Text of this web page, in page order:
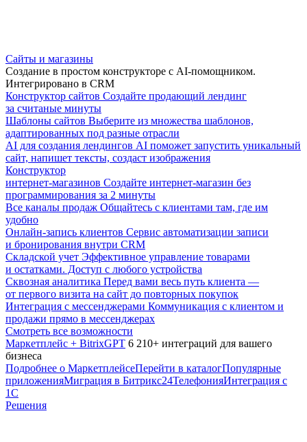
Сайты и магазины
Создание в простом конструкторе с AI-помощником.
Интегрировано в CRM
Конструктор сайтов Создайте продающий лендинг
за считаные минуты
Шаблоны сайтов Выберите из множества шаблонов,
адаптированных под разные отрасли
AI для создания лендингов AI поможет запустить уникальный
сайт, напишет тексты, создаст изображения
Конструктор
интернет-магазинов Создайте интернет-магазин без
программирования за 2 минуты
Все каналы продаж Общайтесь с клиентами там, где им
удобно
Онлайн-запись клиентов Сервис автоматизации записи
и бронирования внутри CRM
Складской учет Эффективное управление товарами
и остатками. Доступ с любого устройства
Сквозная аналитика Перед вами весь путь клиента —
от первого визита на сайт до повторных покупок
Интеграция с мессенджерами Коммуникация с клиентом и
продажи прямо в мессенджерах
Смотреть все возможности
Маркетплейс + BitrixGPT 6 210+ интеграций для вашего
бизнеса
Подробнее о МаркетплейсеПерейти в каталогПопулярные
приложенияМиграция в Битрикс24ТелефонияИнтеграция с
1С
Решения